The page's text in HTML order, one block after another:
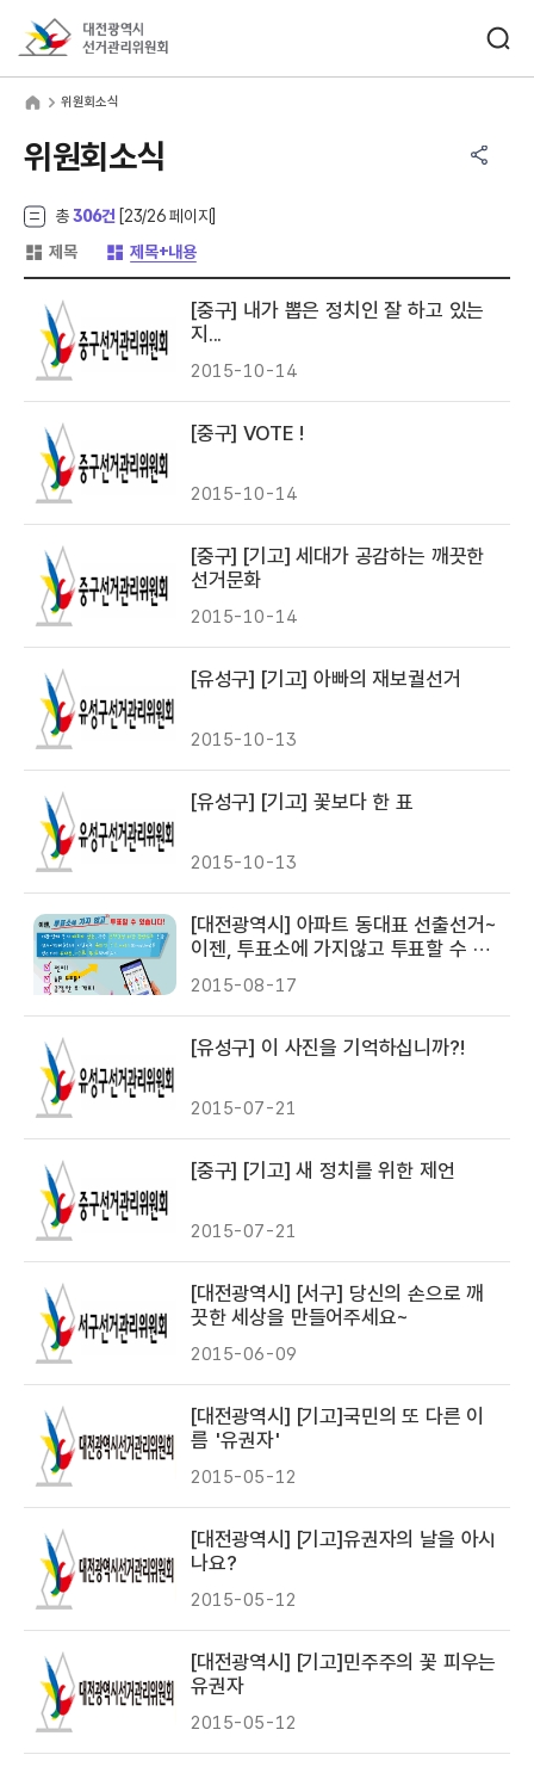
위원회소식
위원회소식
총306건 [23/26 페이지]
제목 제목+내용
[중구] 내가 뽑은 정치인 잘 하고 있는
지...
2015-10-14
[중구] VOTE !
2015-10-14
[중구] [기고] 세대가 공감하는 깨끗한
선거문화
2015-10-14
[유성구] [기고] 아빠의 재보궐선거
2015-10-13
[유성구] [기고] 꽃보다 한 표
2015-10-13
[대전광역시] 아파트 동대표 선출선거~
이젠, 투표소에 가지않고 투표할 수 있
습니다!
2015-08-17
[유성구] 이 사진을 기억하십니까?!
2015-07-21
[중구] [기고] 새 정치를 위한 제언
2015-07-21
[대전광역시] [서구] 당신의 손으로 깨
끗한 세상을 만들어주세요~
2015-06-09
[대전광역시] [기고]국민의 또 다른 이
름 '유권자'
2015-05-12
[대전광역시] [기고]유권자의 날을 아시
나요?
2015-05-12
[대전광역시] [기고]민주주의 꽃 피우는
유권자
2015-05-12